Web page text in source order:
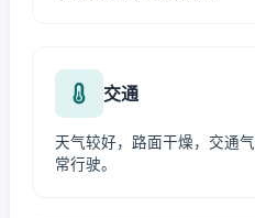
交通
天气较好，路面干燥，交通
常行驶。